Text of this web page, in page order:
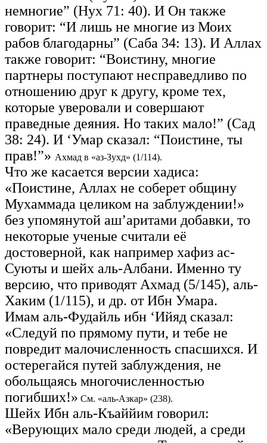
немногие” (Нух 71: 40). И Он также
говорит: “И лишь не многие из Моих
рабов благодарны” (Саба 34: 13). И Аллах
также говорит: “Воистину, многие
партнеры поступают несправедливо по
отношению друг к другу, кроме тех,
которые уверовали и совершают
праведные деяния. Но таких мало!” (Сад
38: 24). И ‘Умар сказал: “Поистине, ты
прав!”» Ахмад в «аз-Зухд» (1/114).
Что же касается версии хадиса:
«Поистине, Аллах не соберет общину
Мухаммада целиком на заблуждении!»
без упомянутой аш’аритами добавки, то
некоторые ученые считали её
достоверной, как например хафиз ас-
Суюты и шейх аль-Албани. Именно ту
версию, что приводят Ахмад (5/145), аль-
Хаким (1/115), и др. от Ибн Умара.
Имам аль-Фудайль ибн ‘Ийяд сказал:
«Следуй по прямому пути, и тебе не
повредит малочисленность спасшихся. И
остерегайся путей заблуждения, не
обольщаясь многочисленностью
погибших!» См. «аль-Азкар» (238).
Шейх Ибн аль-Къаййим говорил:
«Верующих мало среди людей, а среди